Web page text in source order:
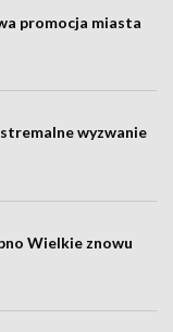
promocja miasta
wyzwanie
Wielkie znowu